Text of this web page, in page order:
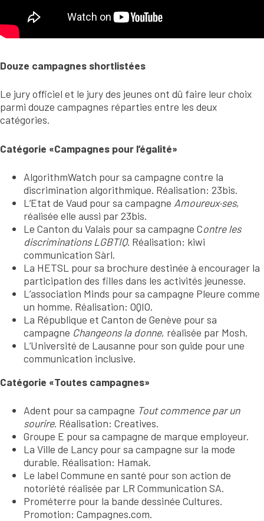
Douze campagnes shortlistées
Le jury officiel et le jury des jeunes ont dû faire leur choix
parmi douze campagnes réparties entre les deux
catégories.
Catégorie «Campagnes pour l’égalité»
AlgorithmWatch pour sa campagne contre la
discrimination algorithmique. Réalisation: 23bis.
L’Etat de Vaud pour sa campagne Amoureux·ses,
réalisée elle aussi par 23bis.
Le Canton du Valais pour sa campagne Contre les
discriminations LGBTIQ. Réalisation: kiwi
communication Sàrl.
La HETSL pour sa brochure destinée à encourager la
participation des filles dans les activités jeunesse.
L’association Minds pour sa campagne Pleure comme
un homme. Réalisation: OQIO.
La République et Canton de Genève pour sa
campagne Changeons la donne, réalisée par Mosh.
L’Université de Lausanne pour son guide pour une
communication inclusive.
Catégorie «Toutes campagnes»
Adent pour sa campagne Tout commence par un
sourire. Réalisation: Creatives.
Groupe E pour sa campagne de marque employeur.
La Ville de Lancy pour sa campagne sur la mode
durable. Réalisation: Hamak.
Le label Commune en santé pour son action de
notoriété réalisée par LR Communication SA.
Prométerre pour la bande dessinée Cultures.
Promotion: Campagnes.com.